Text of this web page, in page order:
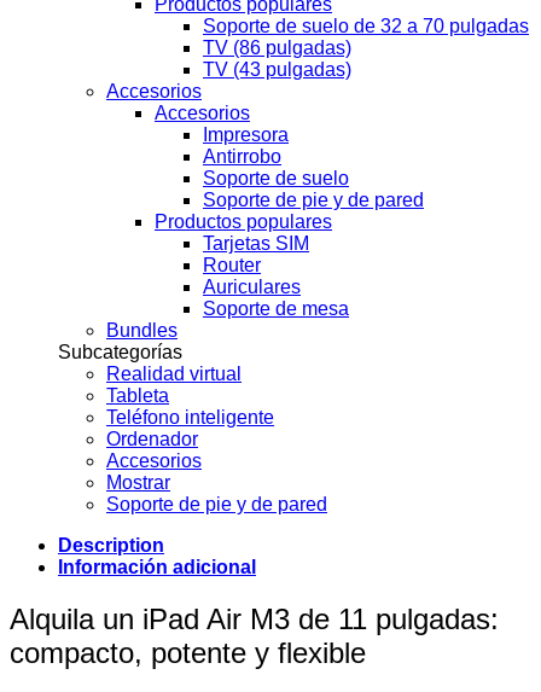
Productos populares
Soporte de suelo de 32 a 70 pulgadas
TV (86 pulgadas)
TV (43 pulgadas)
Accesorios
Accesorios
Impresora
Antirrobo
Soporte de suelo
Soporte de pie y de pared
Productos populares
Tarjetas SIM
Router
Auriculares
Soporte de mesa
Bundles
Subcategorías
Realidad virtual
Tableta
Teléfono inteligente
Ordenador
Accesorios
Mostrar
Soporte de pie y de pared
Description
Información adicional
Alquila un iPad Air M3 de 11 pulgadas:
compacto, potente y flexible